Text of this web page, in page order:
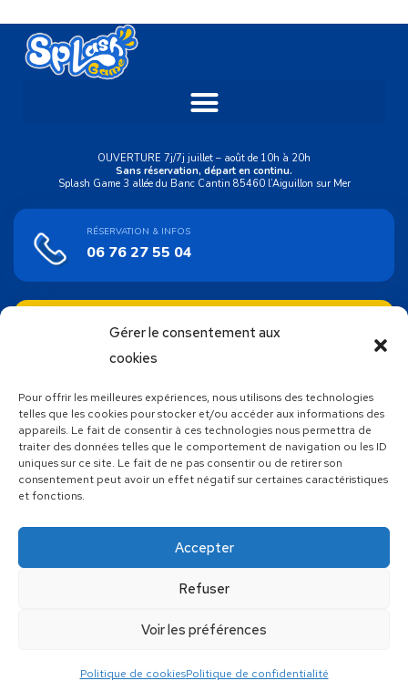
Gérer le consentement aux
cookies
Pour offrir les meilleures expériences, nous utilisons des technologies
telles que les cookies pour stocker et/ou accéder aux informations des
appareils. Le fait de consentir à ces technologies nous permettra de
traiter des données telles que le comportement de navigation ou les ID
uniques sur ce site. Le fait de ne pas consentir ou de retirer son
consentement peut avoir un effet négatif sur certaines caractéristiques
et fonctions.
Accepter
Refuser
Voir les préférences
Politique de cookiesPolitique de confidentialité
OUVERTURE 7j/7j juillet – août de 10h à 20h
Sans réservation, départ en continu.
Splash Game 3 allée du Banc Cantin 85460 l’Aiguillon sur Mer
RÉSERVATION & INFOS
06 76 27 55 04
ACHAT EN LIGNE
Bons cadeaux
SUIVEZ NOUS !
Découvrez toutes les autres activités proposées par Atlantic
Vendée
en Vendée par